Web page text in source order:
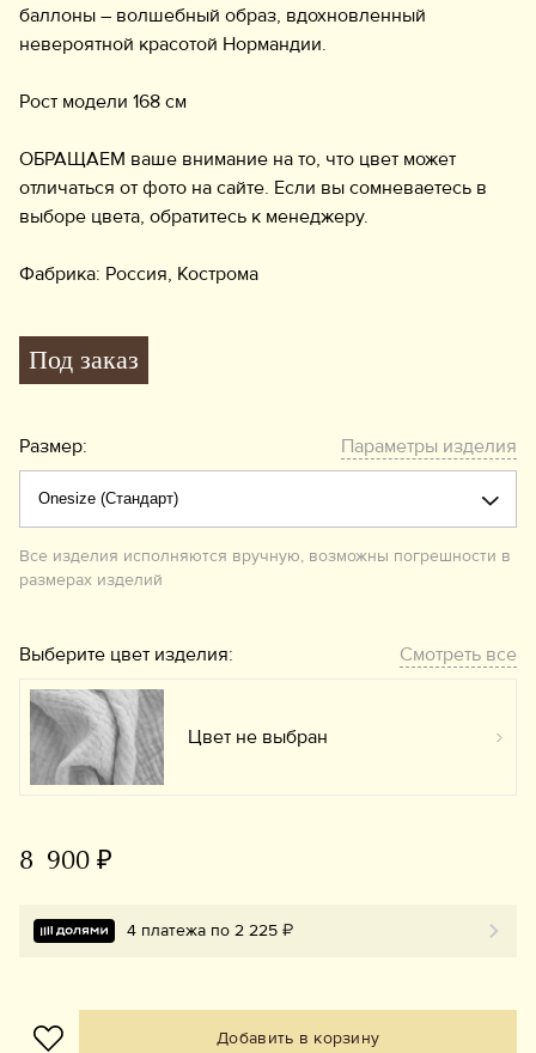
баллоны – волшебный образ, вдохновленный
невероятной красотой Нормандии.
Рост модели 168 см
ОБРАЩАЕМ ваше внимание на то, что цвет может
отличаться от фото на сайте. Если вы сомневаетесь в
выборе цвета, обратитесь к менеджеру.
Фабрика: Россия, Кострома
Под заказ
Размер: Параметры изделия
Все изделия исполняются вручную, возможны погрешности в
размерах изделий
Выберите цвет изделия: Смотреть все
Цвет не выбран
8 900 ₽
4 платежа по 2 225 ₽
Добавить в корзину